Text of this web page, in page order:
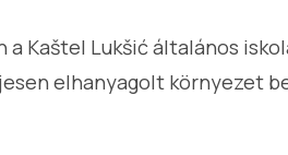
a Kaštel Lukšić általános
elhanyagolt környezet